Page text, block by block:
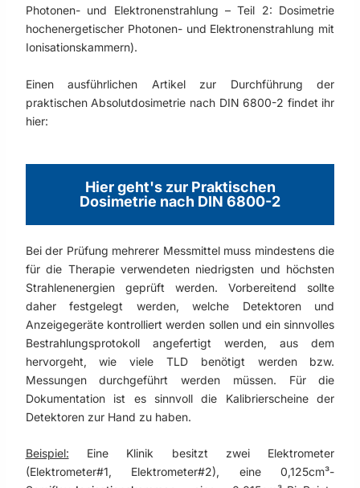
Photonen- und Elektronenstrahlung – Teil 2: Dosimetrie
hochenergetischer Photonen- und Elektronenstrahlung mit
Ionisationskammern).
Einen ausführlichen Artikel zur Durchführung der
praktischen Absolutdosimetrie nach DIN 6800-2 findet ihr
hier:
Hier geht's zur Praktischen
Dosimetrie nach DIN 6800-2
Bei der Prüfung mehrerer Messmittel muss mindestens die
für die Therapie verwendeten niedrigsten und höchsten
Strahlenenergien geprüft werden. Vorbereitend sollte
daher festgelegt werden, welche Detektoren und
Anzeigegeräte kontrolliert werden sollen und ein sinnvolles
Bestrahlungsprotokoll angefertigt werden, aus dem
hervorgeht, wie viele TLD benötigt werden bzw.
Messungen durchgeführt werden müssen. Für die
Dokumentation ist es sinnvoll die Kalibrierscheine der
Detektoren zur Hand zu haben.
Beispiel: Eine Klinik besitzt zwei Elektrometer
(Elektrometer#1, Elektrometer#2), eine 0,125cm³-